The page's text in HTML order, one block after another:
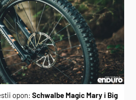
opon: Schwalbe Magic Mary i Big